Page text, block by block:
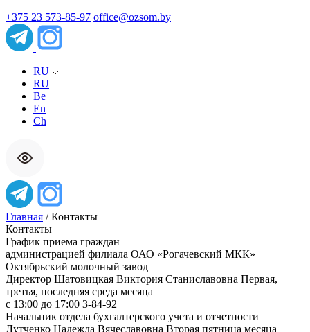
+375 23 573-85-97 office@ozsom.by
RU
RU
Be
En
Ch
Главная /Контакты
Контакты
График приема граждан
администрацией филиала ОАО «Рогачевский МКК»
Октябрьский молочный завод
Директор Шатовицкая Виктория Станиславовна Первая,
третья, последняя среда месяца
с 13:00 до 17:00 3-84-92
Начальник отдела бухгалтерского учета и отчетности
Лутченко Надежда Вячеславовна Вторая пятница месяца